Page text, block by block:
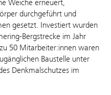
Weiche erneuert,
durchgeführt und
gesetzt. Investiert wurden
Bergstrecke im Jahr
50 Mitarbeiter:innen waren
Baustelle unter
Denkmalschutzes im